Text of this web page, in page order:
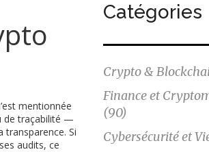
mentionnée
de traçabilité —
transparence. Si
audits, ce
Catégories
Crypto &
Finance et
(90)
Cybersécurité et